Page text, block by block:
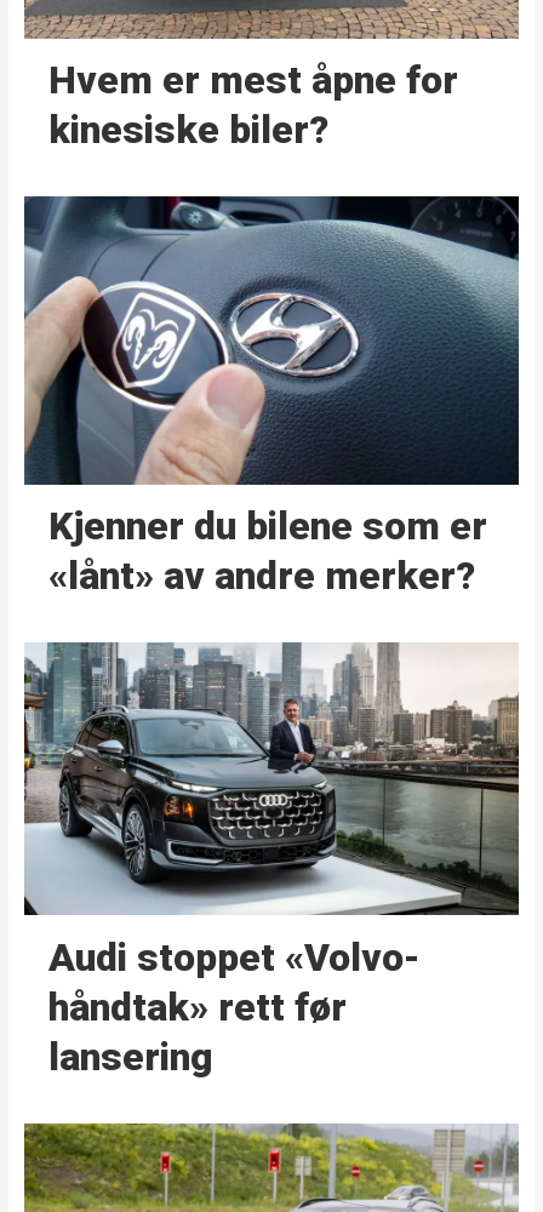
Hvem er mest åpne for
kinesiske biler?
Kjenner du bilene som er
«lånt» av andre merker?
Audi stoppet «Volvo-
håndtak» rett før
lansering